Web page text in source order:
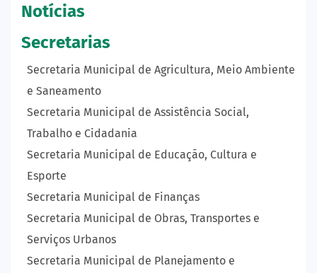
Notícias
Secretarias
Secretaria Municipal de Agricultura, Meio Ambiente
e Saneamento
Secretaria Municipal de Assistência Social,
Trabalho e Cidadania
Secretaria Municipal de Educação, Cultura e
Esporte
Secretaria Municipal de Finanças
Secretaria Municipal de Obras, Transportes e
Serviços Urbanos
Secretaria Municipal de Planejamento e